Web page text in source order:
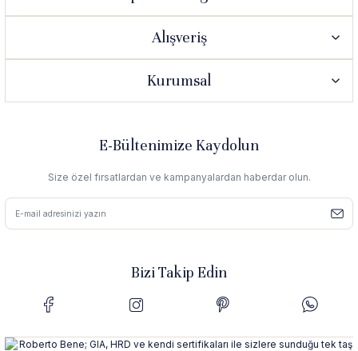
Alışveriş
Kurumsal
E-Bültenimize Kaydolun
Size özel fırsatlardan ve kampanyalardan haberdar olun.
Bizi Takip Edin